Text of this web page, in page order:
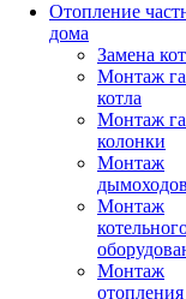
Отопление
дома
Замена
Монтаж
котла
Монтаж
колонки
Монтаж
Монтаж
Монтаж
отопления